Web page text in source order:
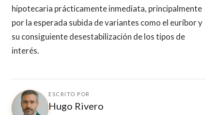
hipotecaria prácticamente inmediata, principalmente
por la esperada subida de variantes como el euríbor y
su consiguiente desestabilización de los tipos de
interés.
ESCRITO POR
Hugo Rivero